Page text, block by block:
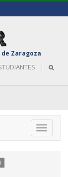
Zaragoza
Toggle